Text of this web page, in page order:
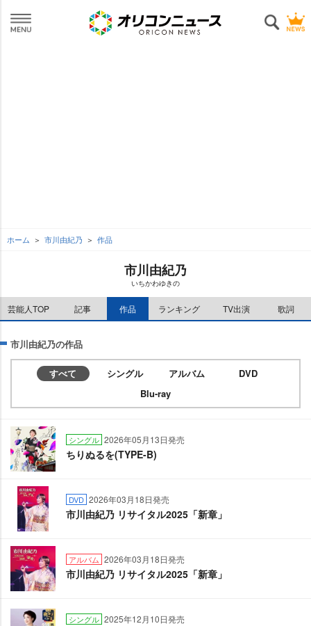
ホーム 市川由紀乃 作品
市川由紀乃
いちかわゆきの
芸能人TOP 記事 作品 ランキング TV出演 歌詞
市川由紀乃の作品
すべて シングル アルバム
DVD
Blu-ray
シングル 2026年05月13日発売
ちりぬるを(TYPE-B)
DVD 2026年03月18日発売
市川由紀乃 リサイタル2025「新章」
アルバム 2026年03月18日発売
市川由紀乃 リサイタル2025「新章」
シングル 2025年12月10日発売